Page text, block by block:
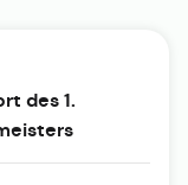
des 1.